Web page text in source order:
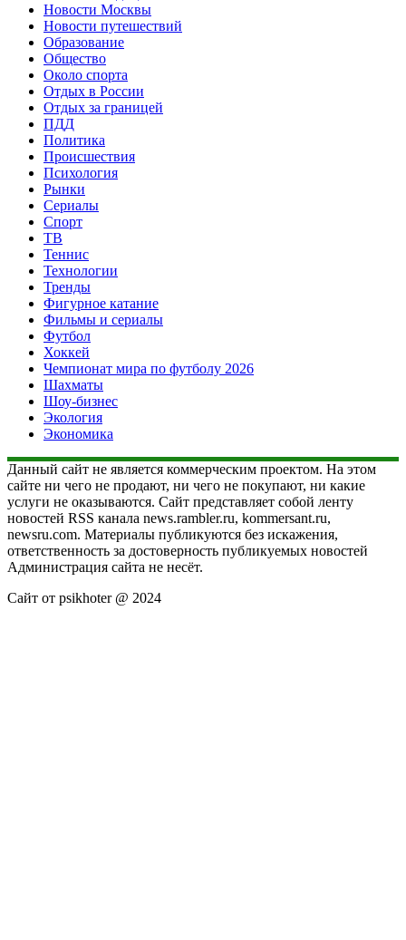
Новости Москвы
Новости путешествий
Образование
Общество
Около спорта
Отдых в России
Отдых за границей
ПДД
Политика
Происшествия
Психология
Рынки
Сериалы
Спорт
ТВ
Теннис
Технологии
Тренды
Фигурное катание
Фильмы и сериалы
Футбол
Хоккей
Чемпионат мира по футболу 2026
Шахматы
Шоу-бизнес
Экология
Экономика
Данный сайт не является коммерческим проектом. На этом
сайте ни чего не продают, ни чего не покупают, ни какие
услуги не оказываются. Сайт представляет собой ленту
новостей RSS канала news.rambler.ru, kommersant.ru,
newsru.com. Материалы публикуются без искажения,
ответственность за достоверность публикуемых новостей
Администрация сайта не несёт.
Сайт от psikhoter @ 2024